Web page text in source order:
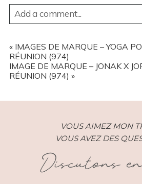
Add a comment...
REQUIRED FIELDS ARE
« IMAGES DE MARQUE – YOGA
RÉUNION (974)
IMAGE DE MARQUE – JONAK X
RÉUNION (974) »
VOUS AIMEZ MON
VOUS AVEZ DES
Discutons